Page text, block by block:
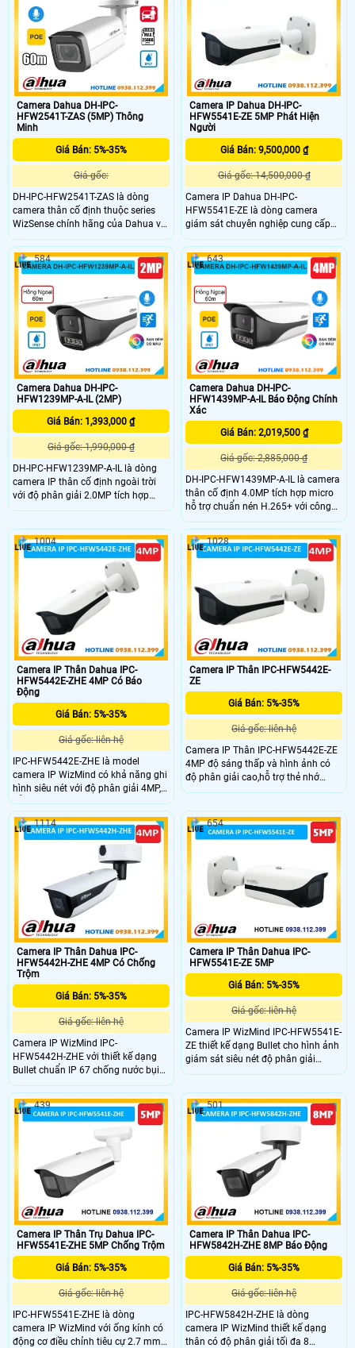
người và xe chính xác, phù hợp
giám sát an ninh thông minh.
Chuẩn chống nước IP67 và hỗ trợ
cấp nguồn POE giúp lắp đặt linh
hoạt bền bỉ ngoài trời giá rẻ.
IP67 và hỗ trợ POE giúp camera
hoạt động bền bỉ trong mọi điều
kiện thời tiết giá rẻ.
Camera Dahua DH-IPC-
HFW2541T-ZAS (5MP) Thông
Minh
Giá Bán: 5%-35%
Giá gốc:
DH-IPC-HFW2541T-ZAS là dòng
camera thân cố định thuộc series
WizSense chính hãng của Dahua với
độ phân giải 5MP, tích hợp mic ghi
âm và công nghệ hồng ngoại quan
sát ban đêm lên đến 60m. Camera
hỗ trợ khe thẻ nhớ tối đa 256GB
phân biệt chính xác người và xe,
giúp nâng cao hiệu quả giám sát.
Với chuẩn chống nước IP67 và hỗ
trợ POE, camera hoạt động bền bỉ
trong mọi điều kiện thời tiết.
Camera IP Dahua DH-IPC-
HFW5541E-ZE 5MP Phát Hiện
Người
Giá Bán: 9,500,000 ₫
Giá gốc: 14,500,000 ₫
Camera IP Dahua DH-IPC-
HFW5541E-ZE là dòng camera
giám sát chuyên nghiệp cung cấp
hình ảnh chất lượng siêu nét với
cảm biến CMOS 5MP 1/2.7, tích hợp
hồng ngoại với tầm xa lên đến 60m,
camera hỗ trợ nhận diện khuôn mặt,
đếm người, phát hiện thông minh,
âm thanh, cùng khả năng lưu trữ thẻ
nhớ tới 512GB, Hỗ trợ nguồn
PoE/ePoE, chuẩn chống nước IP67,
chống va đập IK10.
Camera Dahua DH-IPC-
HFW1239MP-A-IL (2MP)
Giá Bán: 1,393,000 ₫
Giá gốc: 1,990,000 ₫
DH-IPC-HFW1239MP-A-IL là dòng
camera IP thân cố định ngoài trời
với độ phân giải 2.0MP tích hợp
micro cho âm thanh rõ nét. Camera
WDR, chuẩn nén H.265+ giúp tiết
kiệm băng thông và lưu trữ. Ngoài
ra, camera còn có chế độ chiếu sáng
kép thông minh (LED ánh sáng ấm
30m, hồng ngoại 60m), hỗ trợ PoE,
chuẩn ONVIF và khả năng phát hiện
con người hiệu quả.
584
Camera Dahua DH-IPC-
HFW1439MP-A-IL Báo Động Chính
Xác
Giá Bán: 2,019,500 ₫
Giá gốc: 2,885,000 ₫
DH-IPC-HFW1439MP-A-IL là camera
thân cố định 4.0MP tích hợp micro
hỗ trợ chuẩn nén H.265+ với công
nghệ chống ngược sáng WDR và
chế độ chiếu sáng kép thông minh,
camera cho hình ảnh màu sắc rõ
nét cả ngày lẫn đêm (LED ánh sáng
ấm 30m, hồng ngoại 60m). Hỗ trợ
phát hiện con người, chuẩn ONVIF,
IP67 chống nước và PoE giúp dễ
dàng lắp đặt.
643
Camera IP Thân Dahua IPC-
HFW5442E-ZHE 4MP Có Báo
Động
Giá Bán: 5%-35%
Giá gốc: liên hệ
IPC-HFW5442E-ZHE là model
camera IP WizMind có khả năng ghi
hình siêu nét với độ phân giải 4MP,
hỗ trợ hồng ngoại ban đêm 60m.
Tích hợp các tính năng tiết kiệm
băng thông như ROI, SVC, SMART
H.264+/H.265+. Camera còn có
chức năng phát hiện khuôn mặt,
bảo vệ vành đai IVS, phát hiện âm
thanh thông minh, hỗ trợ ePOE và
lưu trữ qua thẻ nhớ lên đến 1TB
1004
Camera IP Thân IPC-HFW5442E-
ZE
Giá Bán: 5%-35%
Giá gốc: liên hệ
Camera IP Thân IPC-HFW5442E-ZE
4MP độ sáng thấp và hình ảnh có
độ phân giải cao,hỗ trợ thẻ nhớ
1TB,Chế độ xoay,WDR,3D NR,
giám sát,hồng ngoại 60m,phát hiện
âm thanh,IVS, phát hiện khuôn mặt
vật thể và đếm người,Báo động âm
thanh ra vào.MIC tích hợp.Chuẩn
ROI,SVC,SMART H.264+/H.265+,AI
H.264/H.265, mã hóa sau bộ lọc
linh hoạt.chuẩn bảo vệ IP67 và IK10
1028
Camera IP Thân Dahua IPC-
HFW5442H-ZHE 4MP Có Chống
Trộm
Giá Bán: 5%-35%
Giá gốc: liên hệ
Camera IP WizMind IPC-
HFW5442H-ZHE với thiết kế dạng
Bullet chuẩn IP 67 chống nước bụi
hiệu quả, trang bị cảm biến CMOS
độ phân giải 4MP cho chất lượng
sắc nét. Hỗ trợ hồng ngoại lên đến
60m, tính năng tiết kiệm băng thông
ROI, SVC, SMART H.264+/H.265+,
trang bị chức năng bảo vệ vành đai
IVS, phát hiện khuôn mặt, tích hợp
mic ghi âm và hỗ trợ lưu qua thẻ
Micro SD 1 TB
1114
Camera IP Thân Dahua IPC-
HFW5541E-ZE 5MP
Giá Bán: 5%-35%
Giá gốc: liên hệ
Camera IP WizMind IPC-HFW5541E-
ZE thiết kế dạng Bullet cho hình ảnh
giám sát siêu nét độ phân giải
5.0MP, cùng với đó là ống kính có
13.5 mm. Hỗ trợ hồng ngoại 60m
giúp xem đêm rõ ràng, trang bị các
tính năng phát hiện SMD 3.0, phát
hiện âm thanh thông minh, IVS,
phát hiện khuôn mặt, hỗ trợ lưu trữ
với thẻ Micro SD tối đa 1 TB, công
nghệ ePoE
654
Camera IP Thân Trụ Dahua IPC-
HFW5541E-ZHE 5MP Chống Trộm
Giá Bán: 5%-35%
Giá gốc: liên hệ
IPC-HFW5541E-ZHE là dòng
camera IP WizMind với ống kính có
động cơ điều chỉnh tiêu cự 2.7 mm–
439
Camera IP Thân Dahua IPC-
HFW5842H-ZHE 8MP Báo Động
Giá Bán: 5%-35%
Giá gốc: liên hệ
IPC-HFW5842H-ZHE là dòng
camera IP WizMind thiết kế dạng
thân có độ phân giải tối đa 8
501